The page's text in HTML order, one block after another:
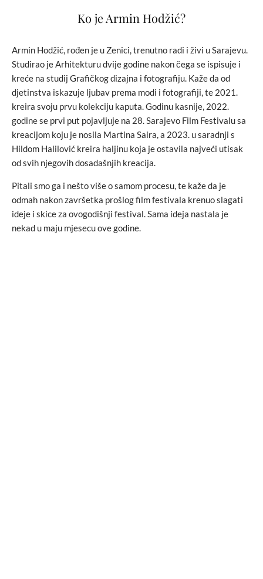
Ko je Armin Hodžić?
Armin Hodžić, rođen je u Zenici, trenutno radi i živi u Sarajevu.
Studirao je Arhitekturu dvije godine nakon čega se ispisuje i
kreće na studij Grafičkog dizajna i fotografiju. Kaže da od
djetinstva iskazuje ljubav prema modi i fotografiji, te 2021.
kreira svoju prvu kolekciju kaputa. Godinu kasnije, 2022.
godine se prvi put pojavljuje na 28. Sarajevo Film Festivalu sa
kreacijom koju je nosila Martina Saira, a 2023. u saradnji s
Hildom Halilović kreira haljinu koja je ostavila najveći utisak
od svih njegovih dosadašnjih kreacija.
Pitali smo ga i nešto više o samom procesu, te kaže da je
odmah nakon završetka prošlog film festivala krenuo slagati
ideje i skice za ovogodišnji festival. Sama ideja nastala je
nekad u maju mjesecu ove godine.